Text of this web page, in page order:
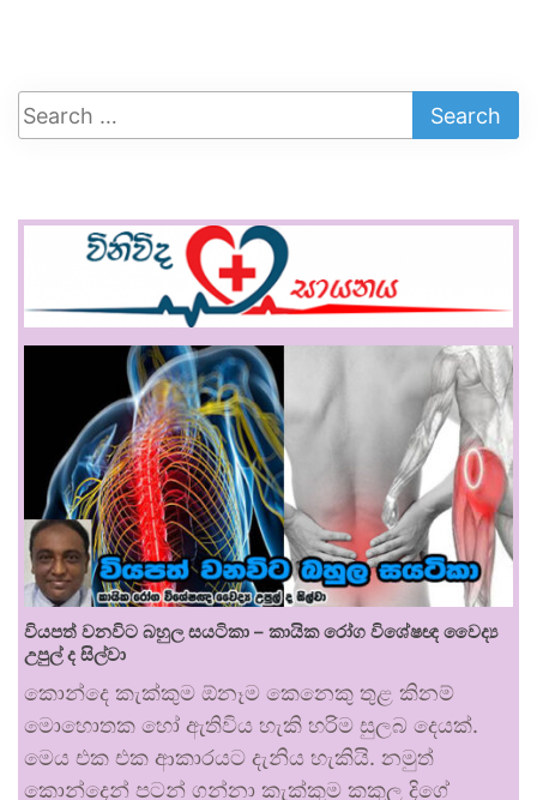
වියපත් වනවිට බහුල සයටිකා – කායික රෝග විශේෂඥ වෛද්‍ය
උපුල් ද සිල්වා
කොන්දෙ කැක්කුම ඕනෑම කෙනෙකු තුළ කිනම්
මොහොතක හෝ ඇතිවිය හැකි හරිම සුලබ දෙයක්.
මෙය එක එක ආකාරයට දැනිය හැකියි. නමුත්
කොන්දෙන් පටන් ගන්නා කැක්කුම කකුල දිගේ